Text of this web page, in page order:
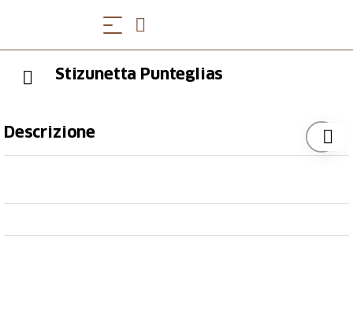
Stizunetta Punteglias
Descrizione